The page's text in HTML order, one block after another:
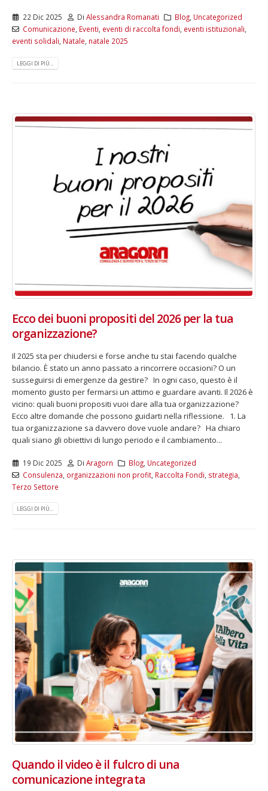
22 Dic 2025 DiAlessandra Romanati Blog, Uncategorized
Comunicazione, Eventi, eventi di raccolta fondi, eventi istituzionali,
eventi solidali, Natale, natale 2025
LEGGI DI PIÙ...
Ecco dei buoni propositi del 2026 per la tua
organizzazione?
Il 2025 sta per chiudersi e forse anche tu stai facendo qualche
bilancio. È stato un anno passato a rincorrere occasioni? O un
susseguirsi di emergenze da gestire? In ogni caso, questo è il
momento giusto per fermarsi un attimo e guardare avanti. Il 2026 è
vicino: quali buoni propositi vuoi dare alla tua organizzazione?
Ecco altre domande che possono guidarti nella riflessione. 1. La
tua organizzazione sa davvero dove vuole andare? Ha chiaro
quali siano gli obiettivi di lungo periodo e il cambiamento...
19 Dic 2025 DiAragorn Blog, Uncategorized
Consulenza, organizzazioni non profit, Raccolta Fondi, strategia,
Terzo Settore
LEGGI DI PIÙ...
Quando il video è il fulcro di una
comunicazione integrata